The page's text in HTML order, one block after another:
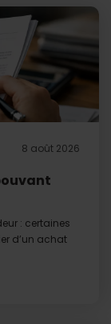
8 août 2026
: certaines
d’un achat